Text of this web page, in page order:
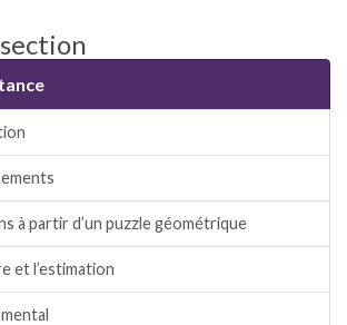
à partir d’un puzzle géométrique
et l’estimation